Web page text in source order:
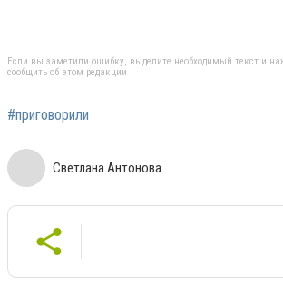
Если вы заметили ошибку, выделите необходимый текст и
сообщить об этом редакции
#приговорили
Светлана Антонова